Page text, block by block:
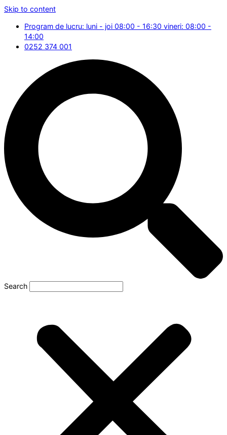
Skip to content
Program de lucru: luni - joi 08:00 - 16:30 vineri: 08:00 -
14:00
0252 374 001
Search